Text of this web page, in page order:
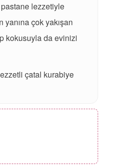
lezzetiyle
yanına çok yakışan
kokusuyla da evinizi
çatal kurabiye